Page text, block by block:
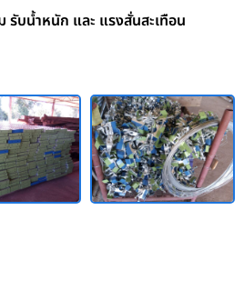
บน้ำหนัก และ แรงสั่นสะเทือน